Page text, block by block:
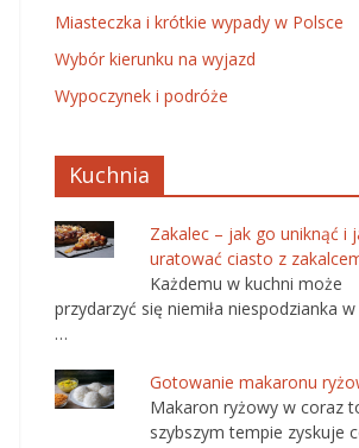
Miasteczka i krótkie wypady w Polsce
Wybór kierunku na wyjazd
Wypoczynek i podróże
Kuchnia
Zakalec – jak go uniknąć i
uratować ciasto z
Każdemu w kuchni może
przydarzyć się niemiła niespodzianka
…
Gotowanie makaronu
Makaron ryżowy w coraz
szybszym tempie zyskuje